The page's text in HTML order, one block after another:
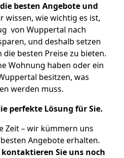
die besten Angebote und
wissen, wie wichtig es ist,
von Wuppertal nach
und deshalb setzen
besten Preise zu bieten.
Wohnung haben oder ein
besitzen, was
werden muss.
perfekte Lösung für Sie.
Zeit – wir kümmern uns
Angebote erhalten.
kontaktieren Sie uns noch